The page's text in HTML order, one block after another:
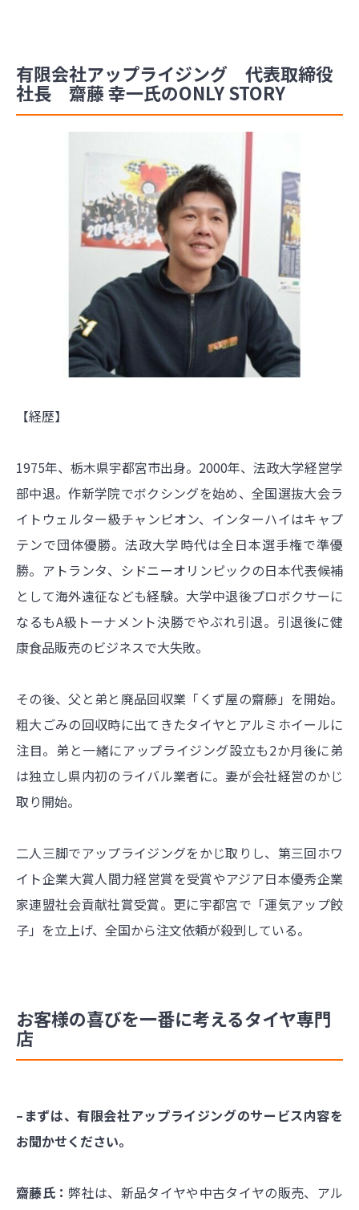
有限会社アップライジング 代表取締役
社長 齋藤 幸一氏のONLY STORY
【経歴】
1975年、栃木県宇都宮市出身。2000年、法政大学経営学
部中退。作新学院でボクシングを始め、全国選抜大会ラ
イトウェルター級チャンピオン、インターハイはキャプ
テンで団体優勝。法政大学時代は全日本選手権で準優
勝。アトランタ、シドニーオリンピックの日本代表候補
として海外遠征なども経験。大学中退後プロボクサーに
なるもA級トーナメント決勝でやぶれ引退。引退後に健
康食品販売のビジネスで大失敗。
その後、父と弟と廃品回収業「くず屋の齋藤」を開始。
粗大ごみの回収時に出てきたタイヤとアルミホイールに
注目。弟と一緒にアップライジング設立も2か月後に弟
は独立し県内初のライバル業者に。妻が会社経営のかじ
取り開始。
二人三脚でアップライジングをかじ取りし、第三回ホワ
イト企業大賞人間力経営賞を受賞やアジア日本優秀企業
家連盟社会貢献社賞受賞。更に宇都宮で「運気アップ餃
子」を立上げ、全国から注文依頼が殺到している。
お客様の喜びを一番に考えるタイヤ専門
店
–まずは、有限会社アップライジングのサービス内容を
お聞かせください。
齋藤氏：弊社は、新品タイヤや中古タイヤの販売、アル